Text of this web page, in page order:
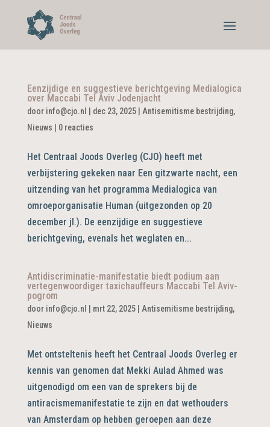
Eenzijdige en suggestieve berichtgeving Medialogica
over Maccabi Tel Aviv Jodenjacht
door info@cjo.nl | dec 23, 2025| Antisemitisme bestrijding,
Nieuws | 0 reacties
Het Centraal Joods Overleg (CJO) heeft met
verbijstering gekeken naar Een gitzwarte nacht, een
uitzending van het programma Medialogica van
omroeporganisatie Human (uitgezonden op 20
december jl.). De eenzijdige en suggestieve
berichtgeving, evenals het weglaten en...
Antidiscriminatie-manifestatie biedt podium aan
vertegenwoordiger taxichauffeurs Maccabi Tel Aviv-
pogrom
door info@cjo.nl | mrt 22, 2025| Antisemitisme bestrijding,
Nieuws
Met ontsteltenis heeft het Centraal Joods Overleg er
kennis van genomen dat Mekki Aulad Ahmed was
uitgenodigd om een van de sprekers bij de
antiracismemanifestatie te zijn en dat wethouders
van Amsterdam op hebben geroepen aan deze